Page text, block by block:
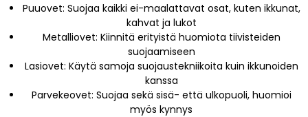
Puuovet: Suojaa kaikki ei-maalattavat osat, kuten ikkunat,
kahvat ja lukot
Metalliovet: Kiinnitä erityistä huomiota tiivisteiden
suojaamiseen
Lasiovet: Käytä samoja suojaustekniikoita kuin ikkunoiden
kanssa
Parvekeovet: Suojaa sekä sisä- että ulkopuoli, huomioi
myös kynnys